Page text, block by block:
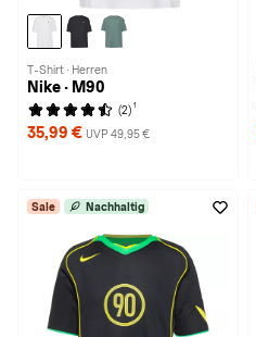
T-Shirt · Herren
Nike · M90
(2) 1
35,99 € UVP 49,95 €
Sale Nachhaltig